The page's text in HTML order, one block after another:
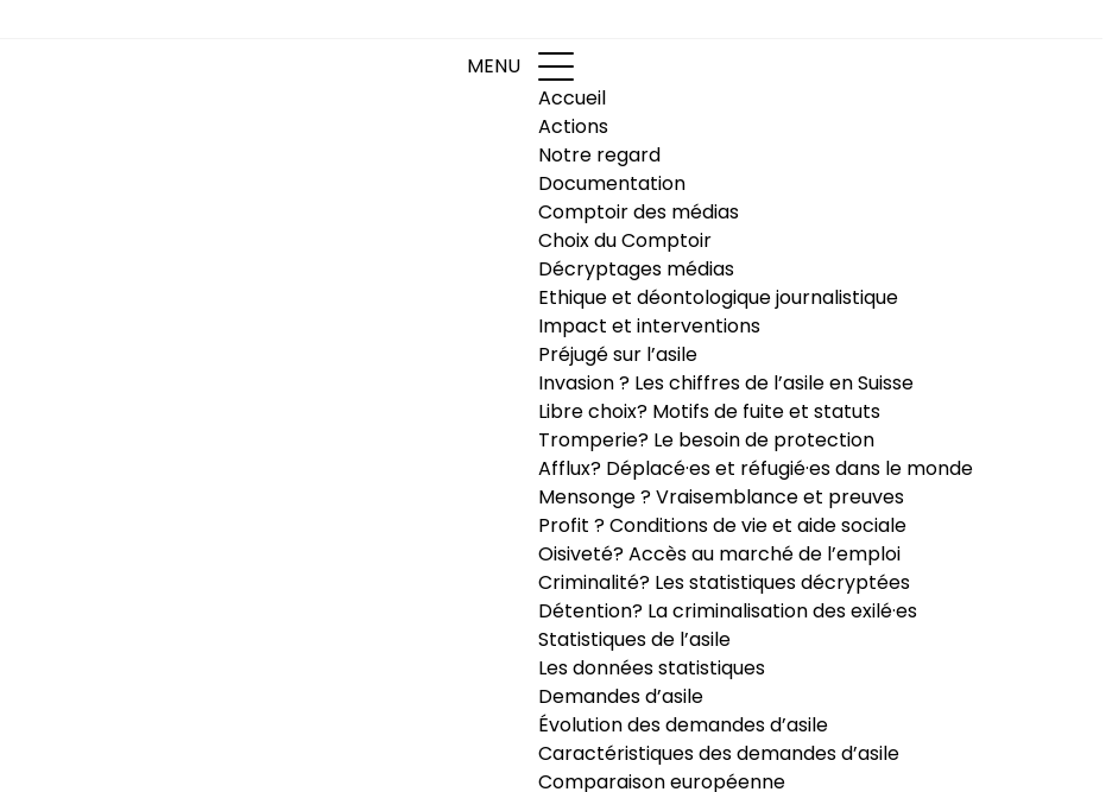
MENU
Accueil
Actions
Notre regard
Documentation
Comptoir des médias
Choix du Comptoir
Décryptages médias
Ethique et déontologique journalistique
Impact et interventions
Préjugé sur l’asile
Invasion ? Les chiffres de l’asile en Suisse
Libre choix? Motifs de fuite et statuts
Tromperie? Le besoin de protection
Afflux? Déplacé·es et réfugié·es dans le monde
Mensonge ? Vraisemblance et preuves
Profit ? Conditions de vie et aide sociale
Oisiveté? Accès au marché de l’emploi
Criminalité? Les statistiques décryptées
Détention? La criminalisation des exilé·es
Statistiques de l’asile
Les données statistiques
Demandes d’asile
Évolution des demandes d’asile
Caractéristiques des demandes d’asile
Comparaison européenne